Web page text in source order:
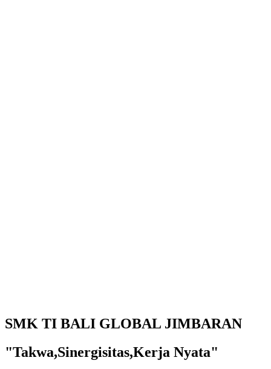
SMK TI BALI GLOBAL JIMBARAN
"Takwa,Sinergisitas,Kerja Nyata"